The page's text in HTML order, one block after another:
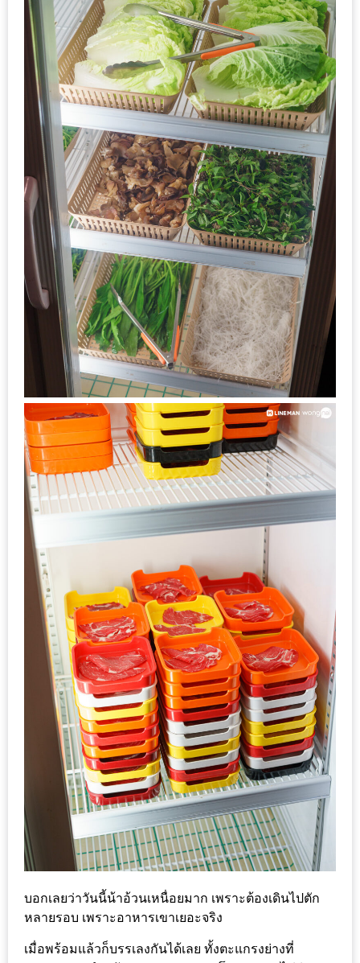
เป็น
ส่วน
ตัว
นโยบาย
เป็น
ส่วน
ตัว
ประกาศ
ผล
ผู้
โชค
ดี
กับ
น้า
อ้วน
ครั้ง
ที่
1
พา
เพื่อน
กั๋น
บน
INSTAGRAM
รวม
โปร
โม
ชั่
นวัน
แม่
แห่ง
2557
ร้าน
ทั่ว
บอกเลยว่าวันนี้น้าอ้วนเหนื่อยมาก เพราะต้องเดินไปตัก
หลายรอบ เพราะอาหารเขาเยอะจริง
เมื่อพร้อมแล้วก็บรรเลงกันได้เลย ทั้งตะแกรงย่างที่